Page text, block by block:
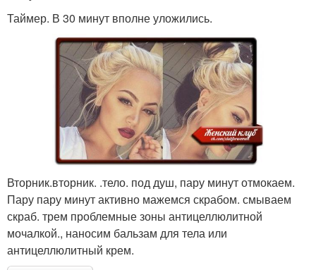
Таймер. В 30 минут вполне уложились.
Вторник.вторник. .тело. под душ, пару минут отмокаем.
Пару пару минут активно мажемся скрабом. смываем
скраб. трем проблемные зоны антицеллюлитной
мочалкой., наносим бальзам для тела или
антицеллюлитный крем.